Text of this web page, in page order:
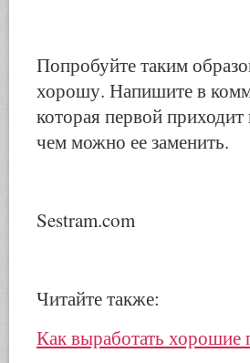
Попробуйте таким
хорошу. Напишите в
которая первой
чем можно ее заменить.
Sestram.com
Читайте также:
Как выработать хорошие